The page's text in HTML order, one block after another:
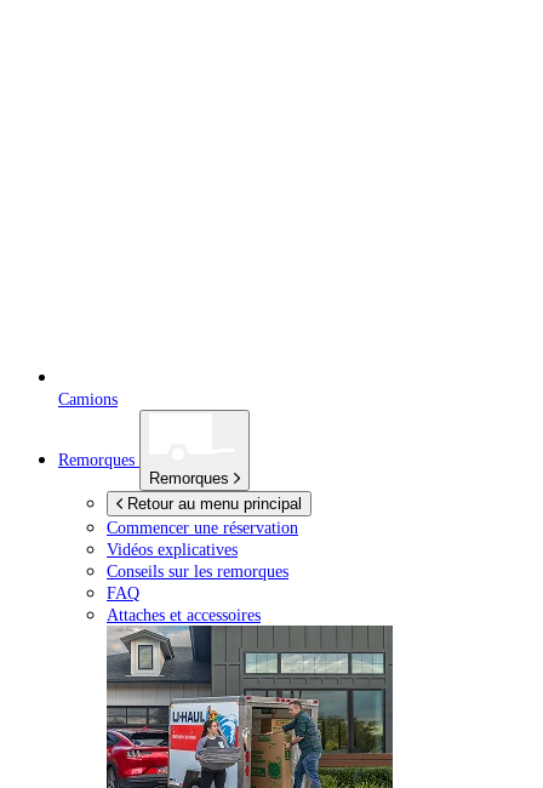
Camions
Remorques
Remorques
Retour au menu principal
Commencer une réservation
Vidéos explicatives
Conseils sur les remorques
FAQ
Attaches et accessoires